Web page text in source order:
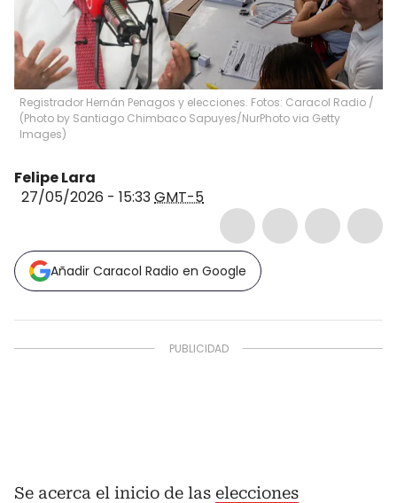
Registrador Hernán Penagos y elecciones. Fotos: Caracol Radio /
(Photo by Santiago Chimbaco Sapuyes/NurPhoto via Getty
Images)
Felipe Lara
27/05/2026 - 15:33GMT-5
Añadir Caracol Radio en Google
Se acerca el inicio de las elecciones